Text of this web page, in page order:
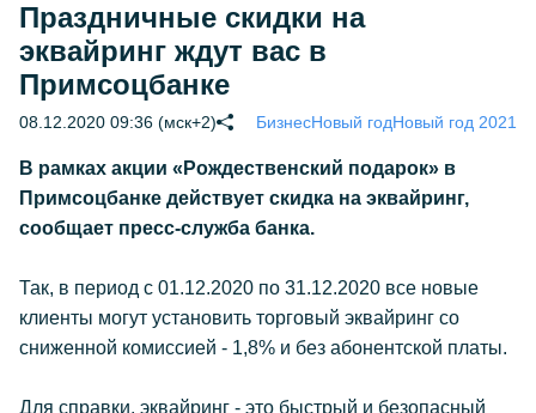
Праздничные скидки на
эквайринг ждут вас в
Примсоцбанке
08.12.2020 09:36 (мск+2) БизнесНовый годНовый год 2021
В рамках акции «Рождественский подарок» в
Примсоцбанке действует скидка на эквайринг,
сообщает пресс-служба банка.
Так, в период с 01.12.2020 по 31.12.2020 все новые
клиенты могут установить торговый эквайринг со
сниженной комиссией - 1,8% и без абонентской платы.
Для справки, эквайринг - это быстрый и безопасный